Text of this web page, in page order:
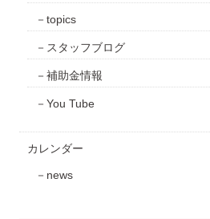
topics
スタッフブログ
補助金情報
You Tube
カレンダー
news